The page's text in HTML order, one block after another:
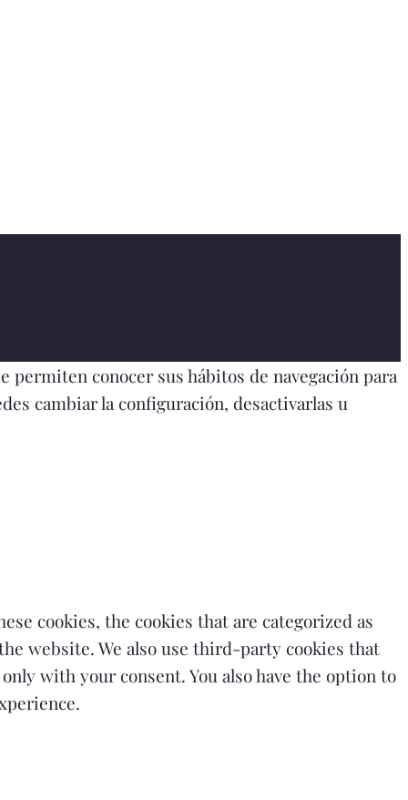
conocer sus hábitos de navegación para
cambiar la configuración, desactivarlas u
cookies, the cookies that are categorized as
website. We also use third-party cookies that
with your consent. You also have the option to